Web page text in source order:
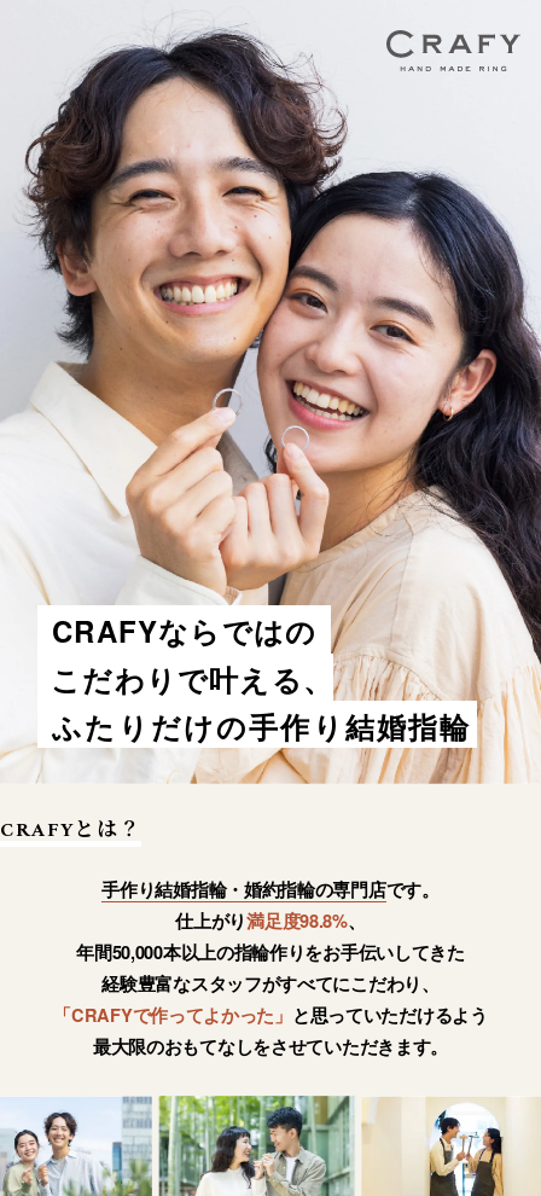
CRAFYならではの
こだわりで叶える、
ふたりだけの手作り結婚指輪
CRAFYとは？
手作り結婚指輪・婚約指輪の専門店です。
仕上がり満足度98.8%、
年間50,000本以上の指輪作りをお手伝いしてきた
経験豊富なスタッフがすべてにこだわり、
「CRAFYで作ってよかった」 と思っていただけるよう
最大限のおもてなしをさせていただきます。